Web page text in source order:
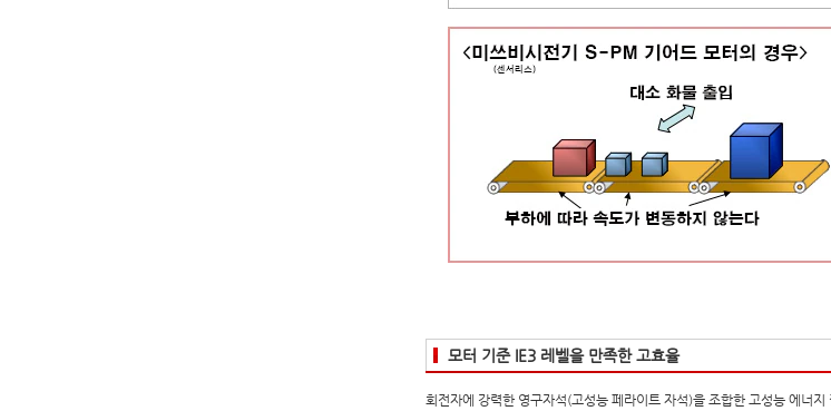
모터 기준 IE3 레벨을 만족한 고효율
회전자에 강력한 영구자석(고성능 페라이트 자석)을 조합한 고성능 에너